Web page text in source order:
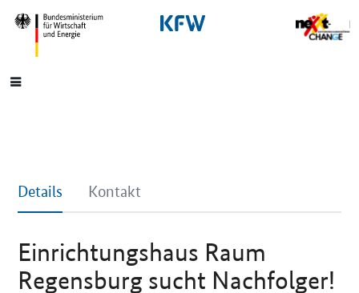
SrOnlyNavigation
Hauptmenü
Details Kontakt
Einrichtungshaus Raum
Regensburg sucht Nachfolger!